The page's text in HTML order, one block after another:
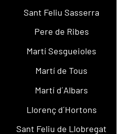
Sant Feliu Sasserra
Pere de Ribes
Martí Sesgueioles
Martí de Tous
Martí d´Albars
Llorenç d´Hortons
Sant Feliu de Llobregat